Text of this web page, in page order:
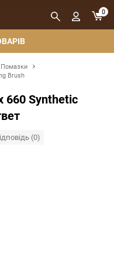
0
Помазки
Brush
660 Synthetic
(0)